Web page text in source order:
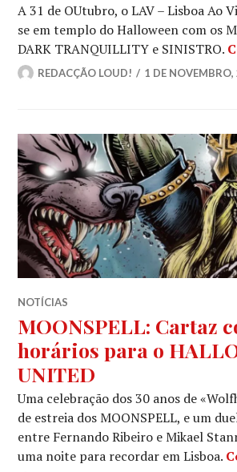
A 31 de OUtubro, o LAV – Lisboa Ao
se em templo do Halloween com os
DARK TRANQUILLITY e SINISTRO.
REDACÇÃO LOUD! 1 DE
NOTÍCIAS
MOONSPELL: Cartaz
horários para o
UNITED
Uma celebração dos 30 anos de
de estreia dos MOONSPELL, e um
entre Fernando Ribeiro e Mikael
uma noite para recordar em Lisboa.